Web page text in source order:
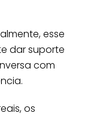
esse
dar suporte
com
os